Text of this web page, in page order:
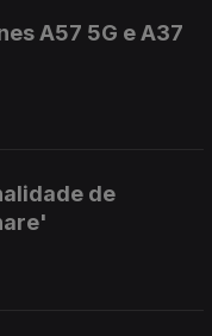
A57 5G e A37
de